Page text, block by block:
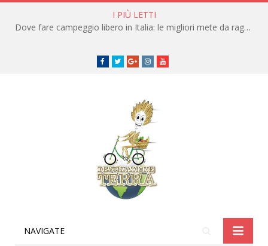
I PIÙ LETTI
Dove fare campeggio libero in Italia: le migliori mete da raggiungere in traghetto
Facebook
TwitterGoogle+instagramyoutube
NAVIGATE